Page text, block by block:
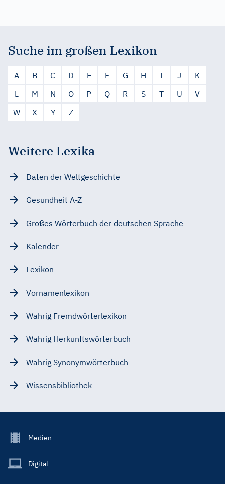
Suche im großen Lexikon
A B C D E F G H I J
K
L
M N O P Q R S T U
V
W
X Y Z
Weitere Lexika
Daten der Weltgeschichte
Gesundheit A-Z
Großes Wörterbuch der deutschen Sprache
Kalender
Lexikon
Vornamenlexikon
Wahrig Fremdwörterlexikon
Wahrig Herkunftswörterbuch
Wahrig Synonymwörterbuch
Wissensbibliothek
Footer
Main
Medien
Digital